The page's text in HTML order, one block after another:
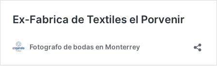
Ex-Fabrica de Textiles el Porvenir
Fotografo de bodas en Monterrey